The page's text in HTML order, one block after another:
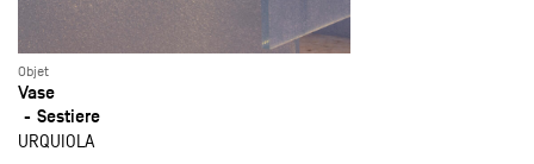
Objet
Vase
Sestiere
URQUIOLA